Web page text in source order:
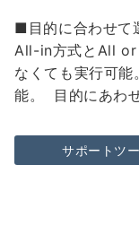
■目的に合わせて
All-in方式とAll or
なくても実行可
能。 目的にあわ
サポートツ